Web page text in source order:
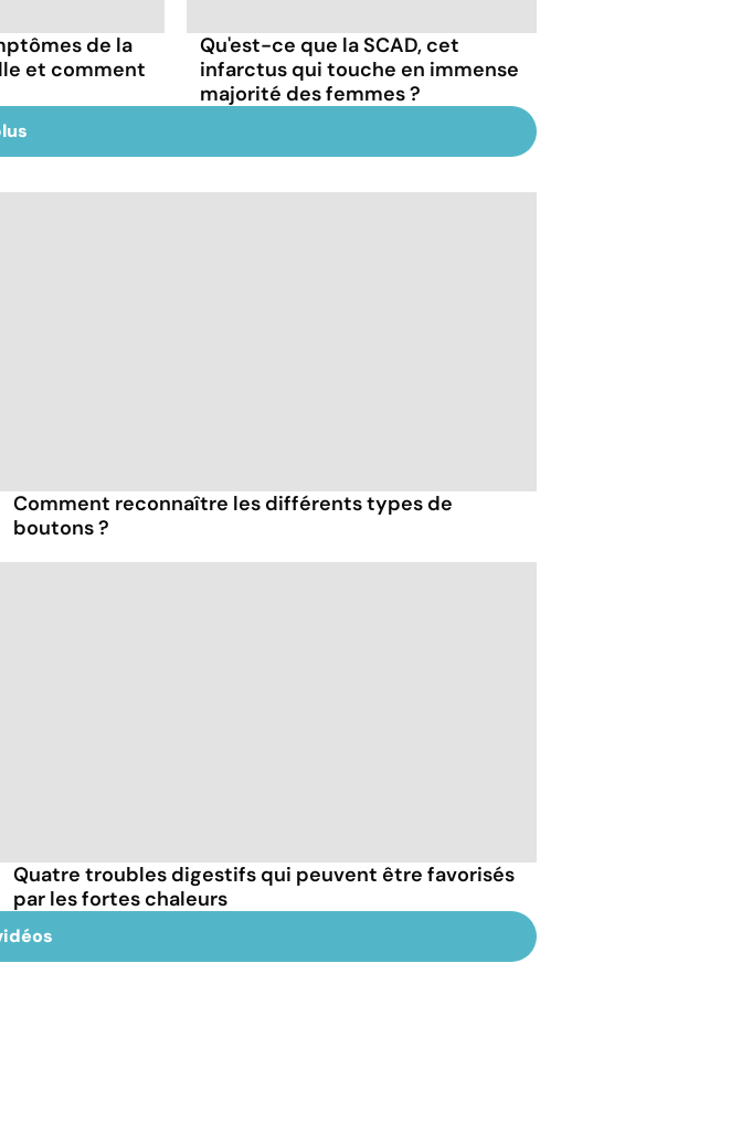
de la
et comment
Qu'est-ce que la SCAD, cet
infarctus qui touche en immense
majorité des femmes ?
Comment reconnaître les différents types de
boutons ?
Quatre troubles digestifs qui peuvent être favorisés
par les fortes chaleurs